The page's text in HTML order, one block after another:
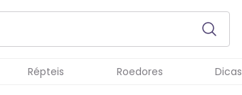
Répteis Roedores Dicas